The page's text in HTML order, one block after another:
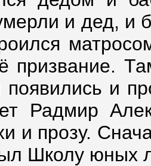
и дед, и
призвание.
появились и
Радмир
и прозу.
Школу юных